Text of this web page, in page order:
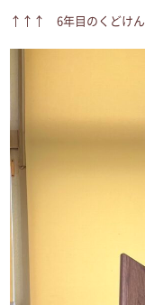
↑↑↑ 6年目のくどけん